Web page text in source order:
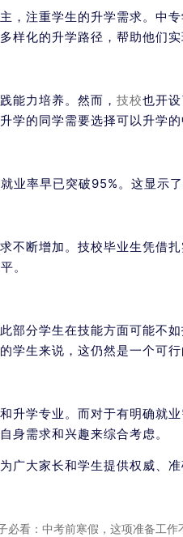
，注重学生的升学需求。中
化的升学路径，帮助他们实
能力培养。然而， 技校也开
的同学需要选择可以升学的
业率早已突破95%。这显示
不断增加。技校毕业生凭借
。
部分学生在技能方面可能不
生来说，这仍然是一个可行
和升学专业。而对于有明确就
身需求和兴趣来综合考虑。
大家长和学生提供权威、
必看：中考前寒假，这项准备工作